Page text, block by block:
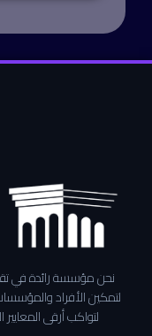
نحن مؤسسة رائدة في
لتمكين الأفراد
لتواكب أرقى